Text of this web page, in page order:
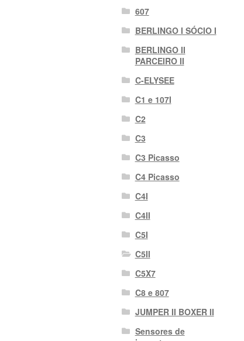
607
BERLINGO I SÓCIO I
BERLINGO II
PARCEIRO II
C-ELYSEE
C1 e 107I
C2
C3
C3 Picasso
C4 Picasso
C4I
C4II
C5I
C5II
C5X7
C8 e 807
JUMPER II BOXER II
Sensores de